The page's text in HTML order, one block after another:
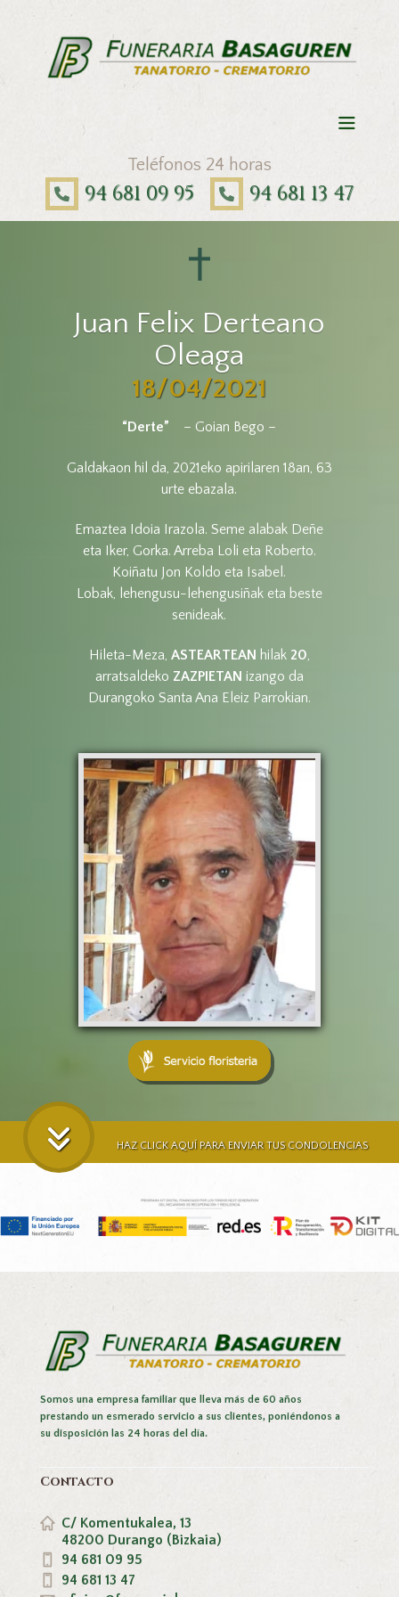
Teléfonos 24 horas
94 681 09 95 94 681 13 47
Juan Felix Derteano
Oleaga
18/04/2021
“Derte” – Goian Bego –
Galdakaon hil da, 2021eko apirilaren 18an, 63
urte ebazala.
Emaztea Idoia Irazola. Seme alabak Deñe
eta Iker, Gorka. Arreba Loli eta Roberto.
Koiñatu Jon Koldo eta Isabel.
Lobak, lehengusu-lehengusiñak eta beste
senideak.
Hileta-Meza, ASTEARTEAN hilak 20,
arratsaldeko ZAZPIETAN izango da
Durangoko Santa Ana Eleiz Parrokian.
HAZ CLICK AQUÍ PARA ENVIAR TUS CONDOLENCIAS
Somos una empresa familiar que lleva más de 60 años
prestando un esmerado servicio a sus clientes, poniéndonos a
su disposición las 24 horas del día.
Contacto
C/ Komentukalea, 13
48200 Durango (Bizkaia)
94 681 09 95
94 681 13 47